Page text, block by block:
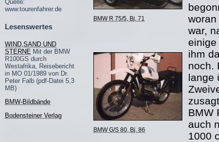
Quelle:
www.tourenfahrer.de
Lesenswertes
WIND,SAND UND
STERNE Mit der BMW
R100GS durch
Westafrika, Reisebericht
in MO 01/1989 von Dr.
Peter Falb (pdf-Datei 5,3
MB)
BMW-Bildbände
Bodensteiner Verlag
war,
ihm
noch.
lange
BMW
auch
1000
BMW R 75/5, Bj. 71
BMW G/S 80, Bj. 86